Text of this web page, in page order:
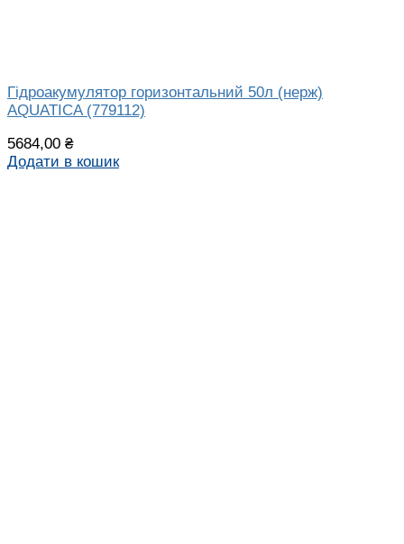
Гідроакумулятор горизонтальний 50л (нерж)
AQUATICA (779112)
5684,00 ₴
Додати в кошик